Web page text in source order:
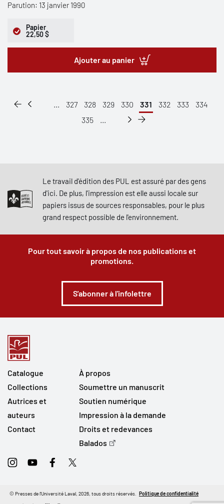
Parution: 13 janvier 1990
Papier
22,50 $
Ajouter au panier
... 327 328 329 330 331 332 333
334
335
...
Le travail d'édition des PUL est assuré par des gens
d'ici. De plus, l'impression est elle aussi locale sur
papiers issus de sources responsables, pour le plus
grand respect possible de l'environnement.
Pour tout savoir à propos de nos publications et
promotions.
S'abonner à l'infolettre
Catalogue
Collections
Autrices et
auteurs
Contact
À propos
Soumettre un manuscrit
Soutien numérique
Impression à la demande
Droits et redevances
Balados
InstagramYoutubeFacebookTwitter
© Presses de l'Université Laval, 2026, tous droits réservés. Politique de confidentialité